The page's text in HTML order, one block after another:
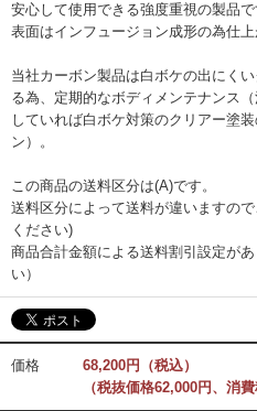
安心して使用できる強度重視の製品で
表面はインフュージョン成形の為仕
当社カーボン製品は白ボケの出にく
る為、定期的なボディメンテナンス
していれば白ボケ対策のクリアー塗
ン）。
この商品の送料区分は(A)です。
送料区分によって送料が違いますの
ください)
商品合計金額による送料割引設定が
い）
価格
68,200円（税込）
（税抜価格62,000円、消費